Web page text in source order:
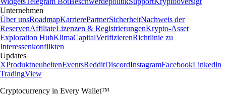
Unternehmen
Über unsRoadmapKarrierePartnerSicherheitNachweis der
ReservenAffiliateLizenzen & RegistrierungenKrypto-Asset
Exploration HubKlimaCapitalVerifizierenRichtlinie zu
Interessenkonflikten
Updates
XProduktneuheitenEventsRedditDiscordInstagramFacebookLinkedin
TradingView
Cryptocurrency in Every Wallet™